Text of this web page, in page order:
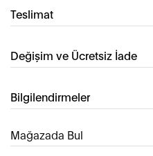
Teslimat
Değişim ve Ücretsiz İade
Bilgilendirmeler
Mağazada Bul